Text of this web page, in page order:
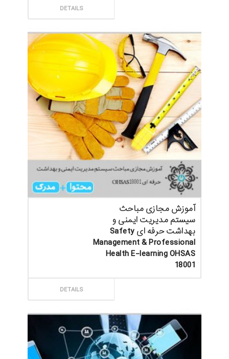
DETAILS
آموزش مجازی مباحث
سیستم مدیریت ایمنی و
بهداشت حرفه ای Safety
Management & Professional
Health E-learning OHSAS
18001
DETAILS